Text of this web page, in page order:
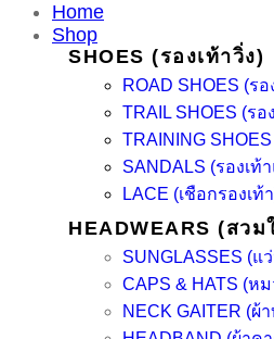
Home
Shop
SHOES (รองเท้าวิ่ง)
ROAD SHOES (ร
TRAIL SHOES (รอ
TRAINING
SANDALS (รองเท้
LACE (เชือกรองเท้
HEADWEARS (สวม
SUNGLASSES (แ
CAPS & HATS (ห
NECK GAITER (ผ้